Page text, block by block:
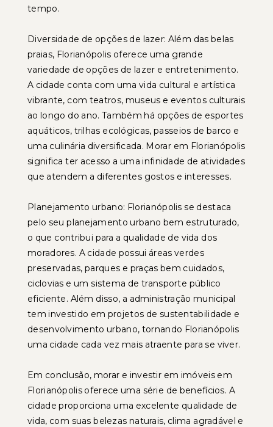
tempo.
Diversidade de opções de lazer: Além das belas
praias, Florianópolis oferece uma grande
variedade de opções de lazer e entretenimento.
A cidade conta com uma vida cultural e artística
vibrante, com teatros, museus e eventos culturais
ao longo do ano. Também há opções de esportes
aquáticos, trilhas ecológicas, passeios de barco e
uma culinária diversificada. Morar em Florianópolis
significa ter acesso a uma infinidade de atividades
que atendem a diferentes gostos e interesses.
Planejamento urbano: Florianópolis se destaca
pelo seu planejamento urbano bem estruturado,
o que contribui para a qualidade de vida dos
moradores. A cidade possui áreas verdes
preservadas, parques e praças bem cuidados,
ciclovias e um sistema de transporte público
eficiente. Além disso, a administração municipal
tem investido em projetos de sustentabilidade e
desenvolvimento urbano, tornando Florianópolis
uma cidade cada vez mais atraente para se viver.
Em conclusão, morar e investir em imóveis em
Florianópolis oferece uma série de benefícios. A
cidade proporciona uma excelente qualidade de
vida, com suas belezas naturais, clima agradável e